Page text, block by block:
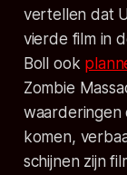
vertellen dat
vierde film in
Boll ook
Zombie
komen,
schijnen zijn